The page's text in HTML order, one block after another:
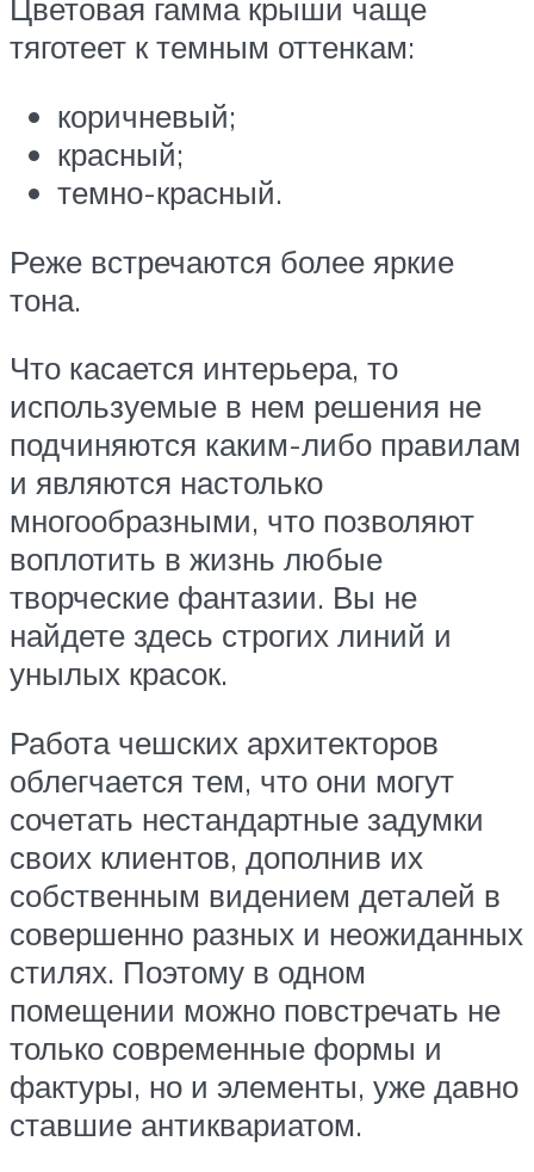
Цветовая гамма крыши чаще
тяготеет к темным оттенкам:
коричневый;
красный;
темно-красный.
Реже встречаются более яркие
тона.
Что касается интерьера, то
используемые в нем решения не
подчиняются каким-либо правилам
и являются настолько
многообразными, что позволяют
воплотить в жизнь любые
творческие фантазии. Вы не
найдете здесь строгих линий и
унылых красок.
Работа чешских архитекторов
облегчается тем, что они могут
сочетать нестандартные задумки
своих клиентов, дополнив их
собственным видением деталей в
совершенно разных и неожиданных
стилях. Поэтому в одном
помещении можно повстречать не
только современные формы и
фактуры, но и элементы, уже давно
ставшие антиквариатом.